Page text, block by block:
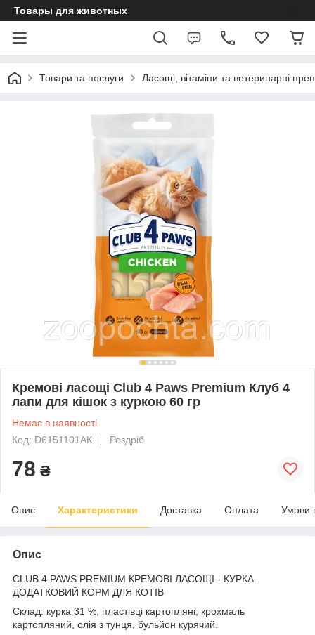
Товары для животных
Товари та послуги Ласощі, вітаміни та ветеринарні
Кремові ласощі Club 4 Paws Premium Клуб 4
лапи для кішок з куркою 60 гр
Немає в наявності
Код: D6151101АК
Роздріб
78 ₴
Опис Характеристики Доставка Оплата Умови
Опис
CLUB 4 PAWS PREMIUM КРЕМОВІ ЛАСОЩІ - КУРКА.
ДОДАТКОВИЙ КОРМ ДЛЯ КОТІВ
Склад: курка 31 %, пластівці картопляні, крохмаль
картопляний, олія з тунця, бульйон курячий.